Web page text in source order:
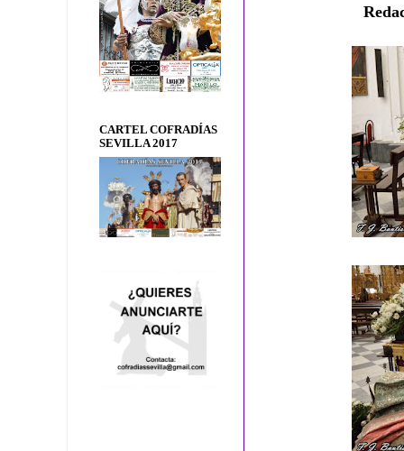
CARTEL COFRADÍAS
SEVILLA 2017